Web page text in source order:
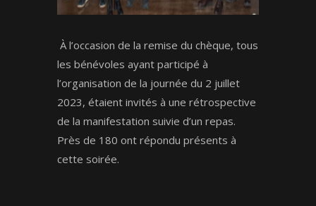
À l’occasion de la remise du chèque, tous
les bénévoles ayant participé à
l’organisation de la journée du 2 juillet
2023, étaient invités à une rétrospective
de la manifestation suivie d’un repas.
Près de 180 ont répondu présents à
cette soirée.